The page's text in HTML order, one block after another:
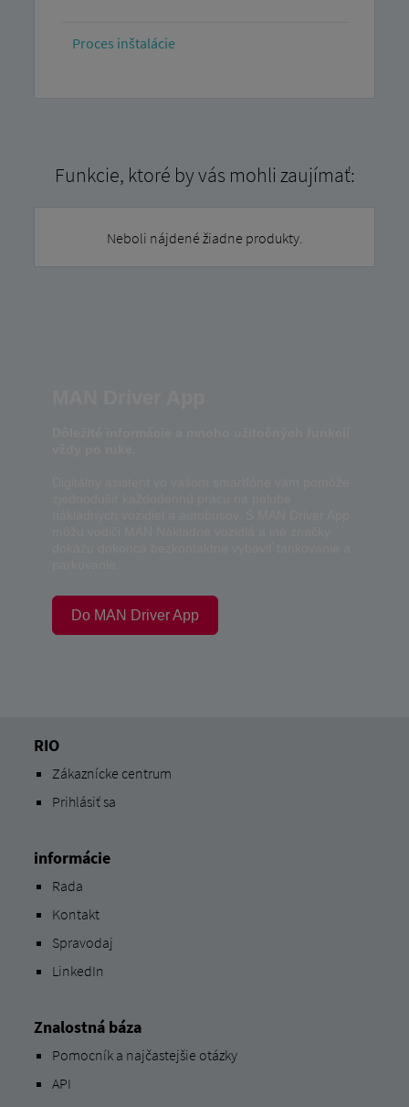
Proces inštalácie
Funkcie, ktoré by vás mohli zaujímať:
Neboli nájdené žiadne produkty.
Do MAN Driver App
RIO
Zákaznícke centrum
Prihlásiť sa
informácie
Rada
Kontakt
Spravodaj
LinkedIn
Znalostná báza
Pomocník a najčastejšie otázky
API